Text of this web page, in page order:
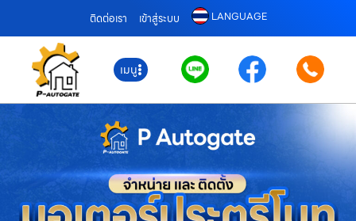
ติดต่อเรา เข้าสู่ระบบ LANGUAGE
เมนู